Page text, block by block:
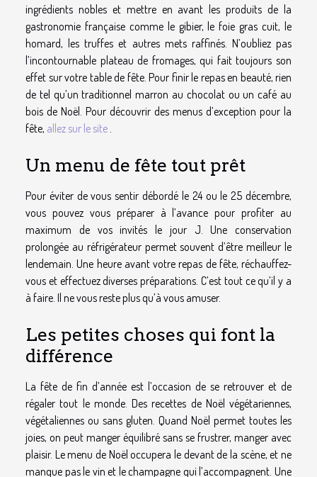
ingrédients nobles et mettre en avant les produits de la
gastronomie française comme le gibier, le foie gras cuit, le
homard, les truffes et autres mets raffinés. N’oubliez pas
l’incontournable plateau de fromages, qui fait toujours son
effet sur votre table de fête. Pour finir le repas en beauté, rien
de tel qu’un traditionnel marron au chocolat ou un café au
bois de Noël. Pour découvrir des menus d’exception pour la
fête, allez sur le site
Un menu de fête tout prêt
Pour éviter de vous sentir débordé le 24 ou le 25 décembre,
vous pouvez vous préparer à l’avance pour profiter au
maximum de vos invités le jour J. Une conservation
prolongée au réfrigérateur permet souvent d’être meilleur le
lendemain. Une heure avant votre repas de fête, réchauffez-
vous et effectuez diverses préparations. C’est tout ce qu’il y a
à faire. Il ne vous reste plus qu’à vous amuser.
Les petites choses qui font la
différence
La fête de fin d’année est l’occasion de se retrouver et de
régaler tout le monde. Des recettes de Noël végétariennes,
végétaliennes ou sans gluten. Quand Noël permet toutes les
joies, on peut manger équilibré sans se frustrer, manger avec
plaisir. Le menu de Noël occupera le devant de la scène, et ne
manque pas le vin et le champagne qui l’accompagnent. Une